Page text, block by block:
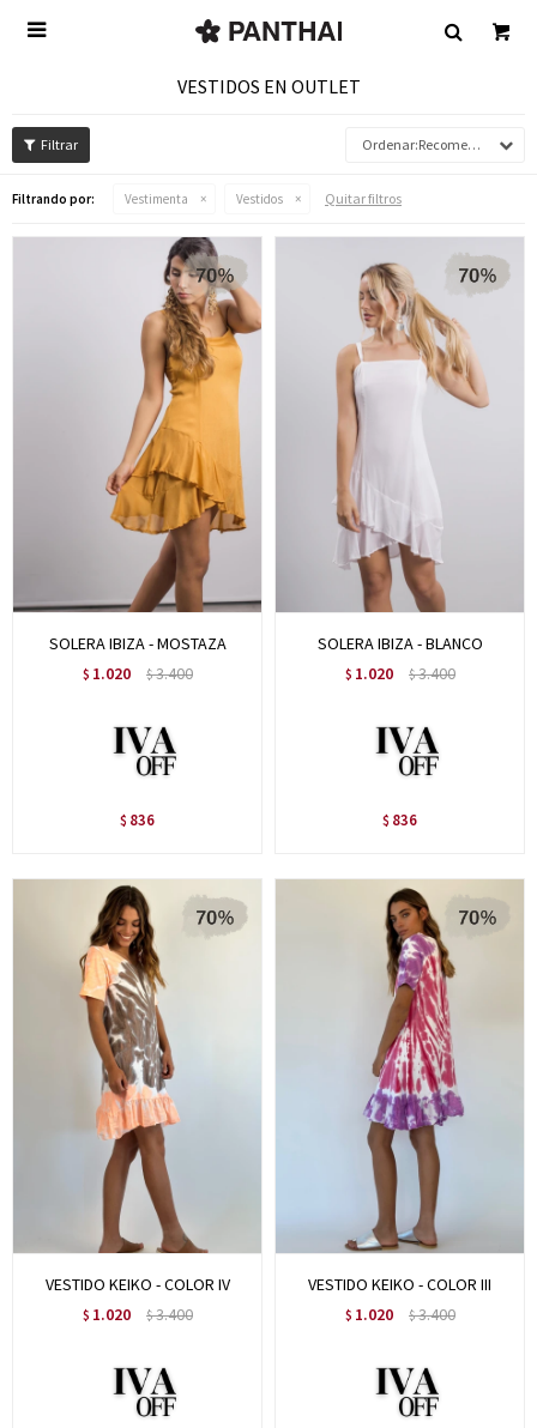

VESTIDOS EN OUTLET
Recomendados
Filtrando por: Vestimenta Vestidos Quitar filtros
SOLERA IBIZA - MOSTAZA
$ 1.020 $3.400
$ 836
SOLERA IBIZA - BLANCO
$ 1.020 $3.400
$ 836
VESTIDO KEIKO - COLOR IV
$ 1.020 $3.400
VESTIDO KEIKO - COLOR III
$ 1.020 $3.400